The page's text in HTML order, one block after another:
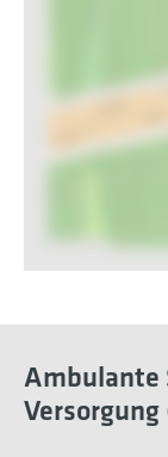
Ambulante
Versorgung